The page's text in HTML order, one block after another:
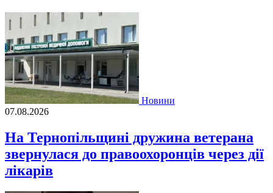
Новини
07.08.2026
На Тернопільщині дружина ветерана
звернулася до правоохоронців через дії
лікарів